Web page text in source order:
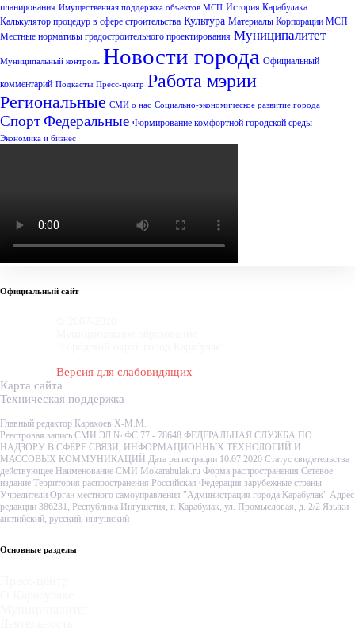
планирования Имущественная поддержка объектов МСП История Карабулака
Калькулятор процедур в сфере строительства Культура Материалы Корпорации МСП
Местные нормативы градостроительного проектирования Муниципалитет
Муниципальный контроль Новости города Официальный
комментарий Подкасты Пресс-центр Работа мэрии
Региональные СМИ о нас Социально-экономическое развитие города
СпортФедеральные Формирование комфортной городской среды
Экономика и бизнес
Официальный сайт
Версия для слабовидящих
Карта сайта
Техническая поддержка
Главный редактор Карахоев Х-М.М.
Реестровая запись СМИ ЭЛ № ФС 77 - 78648 ФЕДЕРАЛЬНАЯ СЛУЖБА ПО
НАДЗОРУ В СФЕРЕ СВЯЗИ, ИНФОРМАЦИОННЫХ ТЕХНОЛОГИЙ И
МАССОВЫХ КОММУНИКАЦИЙ Дата регистрации 10.07.2020 Статус свидетельства
действующее Наименование СМИ Mokarabulak.ru Форма распространения Сетевое
издание Территория распространения Российская Федерация зарубежные страны
Учредители Орган местного самоуправления "Администрация города Карабулак" Адрес
редакции 386231, Республика Ингушетия, г. Карабулак, ул. Промысловая, д. 2/2 Языки
английский, русский, ингушский
Основные разделы